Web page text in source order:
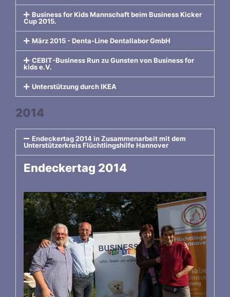
Business for Kids Mannschaft beim Business Kicker
Cup 2015.
März 2015 - Denta-Line Dentallabor GmbH
CEBIT-Business Run zu Gunsten von Business for
kids e.V.
Unterstützung durch IKEA
2014
Endeckertag 2014 in Zusammenarbeit mit dem
Unterstützerkreis Flüchtlingshilfe Hannover
Endeckertag 2014